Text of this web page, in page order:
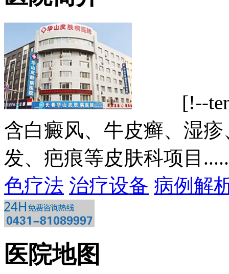
[!--
含白癜风、牛皮癣、湿
发、疤痕等皮肤科项目
色疗法 治疗设备 病例解
医院地图